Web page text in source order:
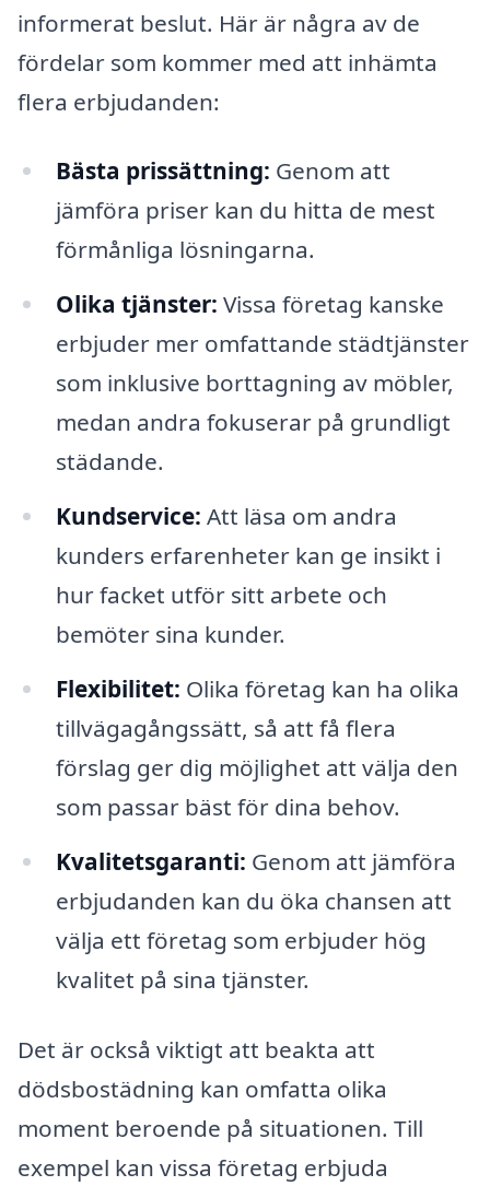
informerat beslut. Här är några av de
fördelar som kommer med att inhämta
flera erbjudanden:
Bästa prissättning: Genom att
jämföra priser kan du hitta de mest
förmånliga lösningarna.
Olika tjänster: Vissa företag kanske
erbjuder mer omfattande städtjänster
som inklusive borttagning av möbler,
medan andra fokuserar på grundligt
städande.
Kundservice: Att läsa om andra
kunders erfarenheter kan ge insikt i
hur facket utför sitt arbete och
bemöter sina kunder.
Flexibilitet: Olika företag kan ha olika
tillvägagångssätt, så att få flera
förslag ger dig möjlighet att välja den
som passar bäst för dina behov.
Kvalitetsgaranti: Genom att jämföra
erbjudanden kan du öka chansen att
välja ett företag som erbjuder hög
kvalitet på sina tjänster.
Det är också viktigt att beakta att
dödsbostädning kan omfatta olika
moment beroende på situationen. Till
exempel kan vissa företag erbjuda